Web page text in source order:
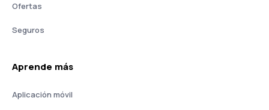
Ofertas
Seguros
Aprende más
Aplicación móvil